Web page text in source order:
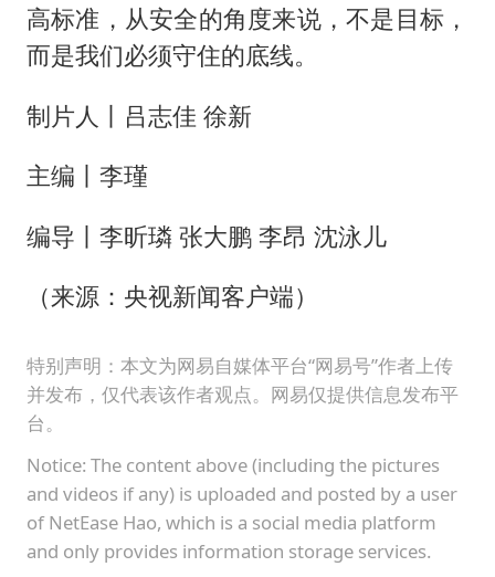
高标准，从安全的角度来说，不是目标，
而是我们必须守住的底线。
制片人丨吕志佳 徐新
主编丨李瑾
编导丨李昕璘 张大鹏 李昂 沈泳儿
（来源：央视新闻客户端）
特别声明：本文为网易自媒体平台“网易号”作者上传
并发布，仅代表该作者观点。网易仅提供信息发布平
台。
Notice: The content above (including the pictures
and videos if any) is uploaded and posted by a user
of NetEase Hao, which is a social media platform
and only provides information storage services.